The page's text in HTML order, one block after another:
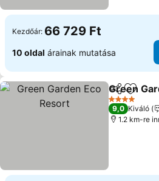
Kezdőár: 66 729 Ft
10 oldal árainak mutatása
Megosztás
Green
4 Kategória
9,0 Kiváló
1.2 km-re